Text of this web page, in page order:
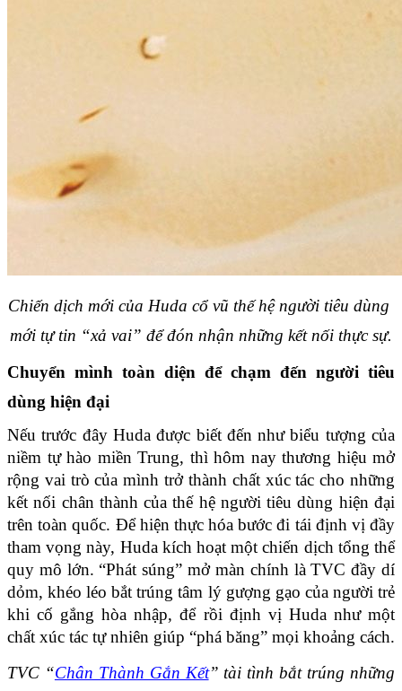
Chiến dịch mới của Huda cổ vũ thế hệ người tiêu dùng
mới tự tin “xả vai” để đón nhận những kết nối thực sự.
Chuyển mình toàn diện để chạm đến người tiêu
dùng hiện đại
Nếu trước đây Huda được biết đến như biểu tượng của
niềm tự hào miền Trung, thì hôm nay thương hiệu mở
rộng vai trò của mình trở thành chất xúc tác cho những
kết nối chân thành của thế hệ người tiêu dùng hiện đại
trên toàn quốc. Để hiện thực hóa bước đi tái định vị đầy
tham vọng này, Huda kích hoạt một chiến dịch tổng thể
quy mô lớn. “Phát súng” mở màn chính là TVC đầy dí
dỏm, khéo léo bắt trúng tâm lý gượng gạo của người trẻ
khi cố gắng hòa nhập, để rồi định vị Huda như một
chất xúc tác tự nhiên giúp “phá băng” mọi khoảng cách.
TVC “Chân Thành Gắn Kết” tài tình bắt trúng những